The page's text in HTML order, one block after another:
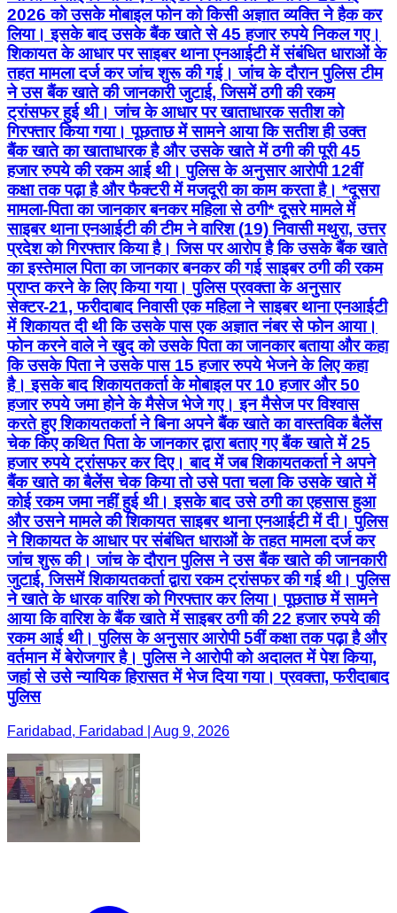
2026 को उसके मोबाइल फोन को किसी अज्ञात व्यक्ति ने हैक कर
लिया। इसके बाद उसके बैंक खाते से 45 हजार रुपये निकल गए।
शिकायत के आधार पर साइबर थाना एनआईटी में संबंधित धाराओं के
तहत मामला दर्ज कर जांच शुरू की गई। जांच के दौरान पुलिस टीम
ने उस बैंक खाते की जानकारी जुटाई, जिसमें ठगी की रकम
ट्रांसफर हुई थी। जांच के आधार पर खाताधारक सतीश को
गिरफ्तार किया गया। पूछताछ में सामने आया कि सतीश ही उक्त
बैंक खाते का खाताधारक है और उसके खाते में ठगी की पूरी 45
हजार रुपये की रकम आई थी। पुलिस के अनुसार आरोपी 12वीं
कक्षा तक पढ़ा है और फैक्टरी में मजदूरी का काम करता है। *दूसरा
मामला-पिता का जानकार बनकर महिला से ठगी* दूसरे मामले में
साइबर थाना एनआईटी की टीम ने वारिश (19) निवासी मथुरा, उत्तर
प्रदेश को गिरफ्तार किया है। जिस पर आरोप है कि उसके बैंक खाते
का इस्तेमाल पिता का जानकार बनकर की गई साइबर ठगी की रकम
प्राप्त करने के लिए किया गया। पुलिस प्रवक्ता के अनुसार
सेक्टर-21, फरीदाबाद निवासी एक महिला ने साइबर थाना एनआईटी
में शिकायत दी थी कि उसके पास एक अज्ञात नंबर से फोन आया।
फोन करने वाले ने खुद को उसके पिता का जानकार बताया और कहा
कि उसके पिता ने उसके पास 15 हजार रुपये भेजने के लिए कहा
है। इसके बाद शिकायतकर्ता के मोबाइल पर 10 हजार और 50
हजार रुपये जमा होने के मैसेज भेजे गए। इन मैसेज पर विश्वास
करते हुए शिकायतकर्ता ने बिना अपने बैंक खाते का वास्तविक बैलेंस
चेक किए कथित पिता के जानकार द्वारा बताए गए बैंक खाते में 25
हजार रुपये ट्रांसफर कर दिए। बाद में जब शिकायतकर्ता ने अपने
बैंक खाते का बैलेंस चेक किया तो उसे पता चला कि उसके खाते में
कोई रकम जमा नहीं हुई थी। इसके बाद उसे ठगी का एहसास हुआ
और उसने मामले की शिकायत साइबर थाना एनआईटी में दी। पुलिस
ने शिकायत के आधार पर संबंधित धाराओं के तहत मामला दर्ज कर
जांच शुरू की। जांच के दौरान पुलिस ने उस बैंक खाते की जानकारी
जुटाई, जिसमें शिकायतकर्ता द्वारा रकम ट्रांसफर की गई थी। पुलिस
ने खाते के धारक वारिश को गिरफ्तार कर लिया। पूछताछ में सामने
आया कि वारिश के बैंक खाते में साइबर ठगी की 22 हजार रुपये की
रकम आई थी। पुलिस के अनुसार आरोपी 5वीं कक्षा तक पढ़ा है और
वर्तमान में बेरोजगार है। पुलिस ने आरोपी को अदालत में पेश किया,
जहां से उसे न्यायिक हिरासत में भेज दिया गया। प्रवक्ता, फरीदाबाद
पुलिस
Faridabad, Faridabad | Aug 9, 2026